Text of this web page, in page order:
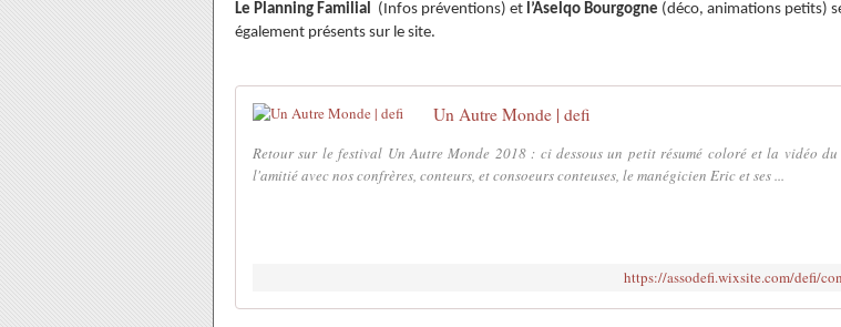
Le Planning Familial (Infos préventions) et l’Aselqo Bourgogne (déco, animations petits)
également présents sur le site.
Un Autre Monde | defi
Retour sur le festival Un Autre Monde 2018 : ci dessous un petit résumé coloré et la vidéo
l'amitié avec nos confrères, conteurs, et consoeurs conteuses, le manégicien Eric et ses ...
https://assodefi.wixsite.com/defi/